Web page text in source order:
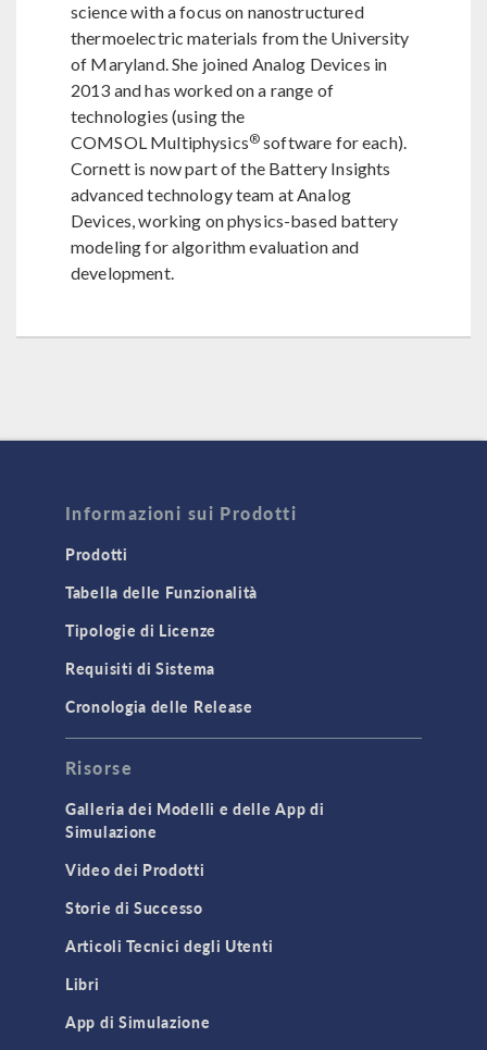
science with a focus on nanostructured
thermoelectric materials from the University
of Maryland. She joined Analog Devices in
2013 and has worked on a range of
technologies (using the
COMSOL Multiphysics® software for each).
Cornett is now part of the Battery Insights
advanced technology team at Analog
Devices, working on physics-based battery
modeling for algorithm evaluation and
development.
Informazioni sui Prodotti
Prodotti
Tabella delle Funzionalità
Tipologie di Licenze
Requisiti di Sistema
Cronologia delle Release
Risorse
Galleria dei Modelli e delle App di
Simulazione
Video dei Prodotti
Storie di Successo
Articoli Tecnici degli Utenti
Libri
App di Simulazione